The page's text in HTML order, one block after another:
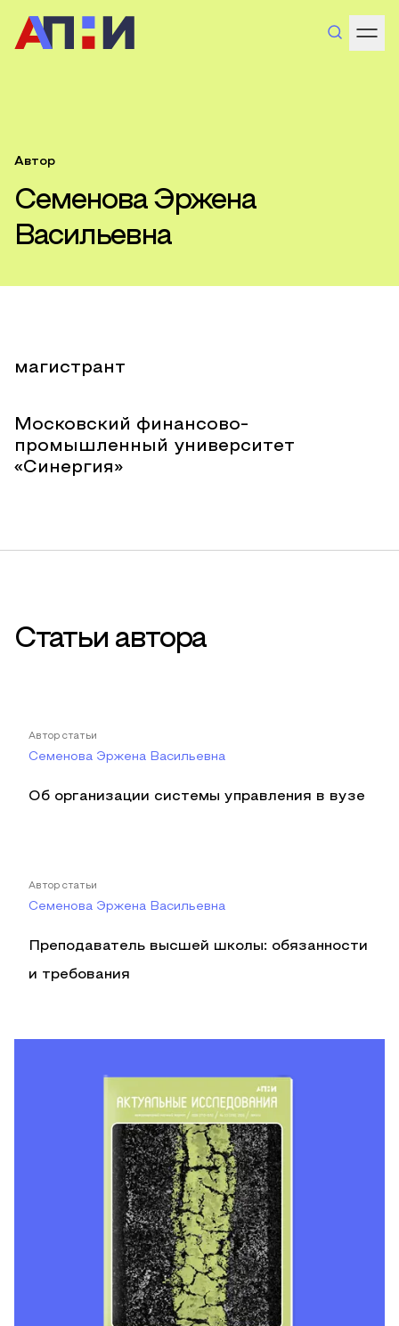
Автор
Семенова Эржена
Васильевна
магистрант
Московский финансово-
промышленный университет
«Синергия»
Статьи автора
Автор статьи
Семенова Эржена Васильевна
Об организации системы управления в вузе
Автор статьи
Семенова Эржена Васильевна
Преподаватель высшей школы: обязанности
и требования